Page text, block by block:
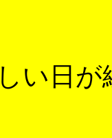
い日